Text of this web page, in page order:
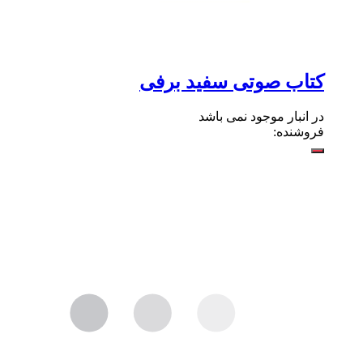
کتاب صوتی سفید برفی
در انبار موجود نمی باشد
فروشنده: